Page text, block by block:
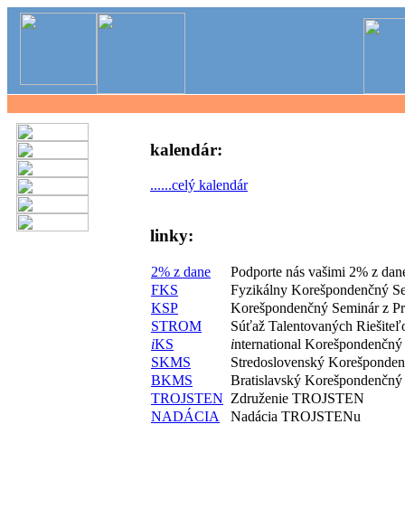
kalendár:
......celý kalendár
linky:
2% z dane
Podporte nás vašimi 2% z
FKS
Fyzikálny Korešpondenčný
KSP
Korešpondenčný Seminár z
STROM
Súťaž Talentovaných
iKS international Korešpondenčný
SKMS
Stredoslovenský
BKMS
Bratislavský
TROJSTEN Združenie TROJSTEN
NADÁCIA
Nadácia TROJSTENu